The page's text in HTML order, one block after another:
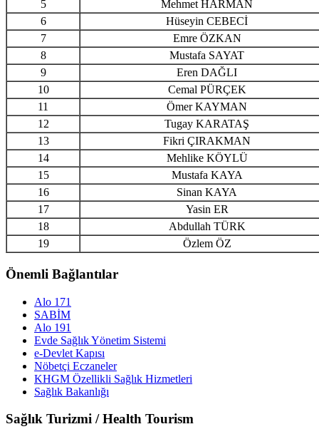
5
Mehmet HARMAN
6
Hüseyin CEBECİ
7
Emre ÖZKAN
8
Mustafa SAYAT
9
Eren DAĞLI
10
Cemal PÜRÇEK
11
Ömer KAYMAN
12
Tugay KARATAŞ
13
Fikri ÇIRAKMAN
14
Mehlike KÖYLÜ
15
Mustafa KAYA
16
Sinan KAYA
17
Yasin ER
18
Abdullah TÜRK
19
Özlem ÖZ
Önemli Bağlantılar
Alo 171
SABİM
Alo 191
Evde Sağlık Yönetim Sistemi
e-Devlet Kapısı
Nöbetçi Eczaneler
KHGM Özellikli Sağlık Hizmetleri
Sağlık Bakanlığı
Sağlık Turizmi / Health Tourism